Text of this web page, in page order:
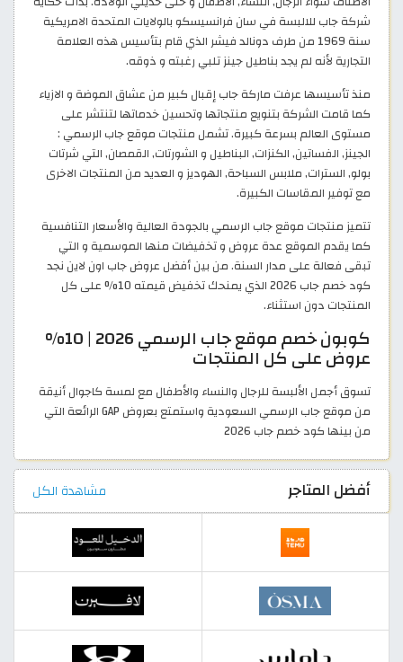
شركة جاب للالبسة في سان فرانسيسكو بالولايات المتحدة الامريكية
سنة 1969 من طرف دونالد فيشر الذي قام بتأسيس هذه العلامة
التجارية لأنه لم يجد بناطيل جينز تلبي رغبته و ذوقه.
منذ تأسيسها عرفت ماركة جاب إقبال كبير من عشاق الموضة و الازياء
كما قامت الشركة بتنويع منتجاتها وتحسين خدماتها لتنتشر على
مستوى العالم بسرعة كبيرة. تشمل منتجات موقع جاب الرسمي :
الجينز, الفساتين, الكنزات, البناطيل و الشورتات, القمصان, التي شرتات
بولو, السترات, ملابس السباحة, الهوديز و العديد من المنتجات الاخرى
مع توفير المقاسات الكبيرة.
تتميز منتجات موقع جاب الرسمي بالجودة العالية والأسعار التنافسية
كما يقدم الموقع عدة عروض و تخفيضات منها الموسمية و التي
تبقى فعالة على مدار السنة. من بين أفضل عروض جاب اون لاين نجد
كود خصم جاب 2026 الذي يمنحك تخفيض قيمته 10% على كل
المنتجات دون استثناء.
كوبون خصم موقع جاب الرسمي 2026 | 10%
عروض على كل المنتجات
تسوق أجمل الألبسة للرجال والنساء والأطفال مع لمسة كاجوال أنيقة
من موقع جاب الرسمي السعودية واستمتع بعروض GAP الرائعة التي
من بينها كود خصم جاب 2026
أفضل المتاجر مشاهدة الكل